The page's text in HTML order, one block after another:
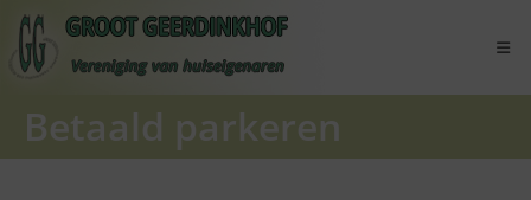
naar
inhoud
Betaald parkeren